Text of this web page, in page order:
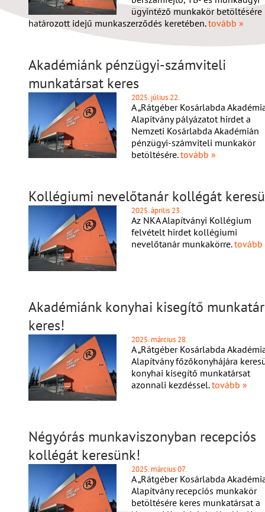
ügyintéző munkakör betöltésére
határozott idejű munkaszerződés keretében.tovább »
Akadémiánk pénzügyi-számviteli
munkatársat keres
2025. július 22.
A „Rátgéber Kosárlabda
Alapítvány pályázatot hirdet a
Nemzeti Kosárlabda Akadémián
pénzügyi-számviteli munkakör
betöltésére.tovább »
Kollégiumi nevelőtanár kollégát
2025. április 23.
Az NKA Alapítványi Kollégium
felvételt hirdet kollégiumi
nevelőtanár munkakörre.tovább
Akadémiánk konyhai kisegítő
keres!
2025. március 28.
A „Rátgéber Kosárlabda
Alapítvány főzőkonyhájára
konyhai kisegítő munkatársat
azonnali kezdéssel.tovább »
Négyórás munkaviszonyban recepciós
kollégát keresünk!
2025. március 07.
A „Rátgéber Kosárlabda
Alapítvány recepciós munkakör
betöltésére keres munkatársat a